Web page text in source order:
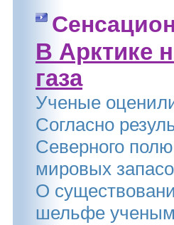
В Арктике
газа
Ученые
Согласно
Северного
мировых
О
шельфе ученым